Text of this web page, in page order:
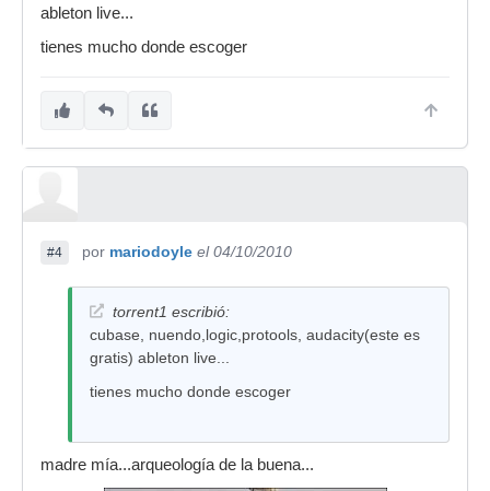
ableton live...
tienes mucho donde escoger
#4 por mariodoyle el 04/10/2010
torrent1 escribió:
cubase, nuendo,logic,protools, audacity(este es
gratis) ableton live...
tienes mucho donde escoger
madre mía...arqueología de la buena...